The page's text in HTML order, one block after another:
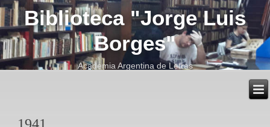
Biblioteca "Jorge Luis
Borges"
Academia Argentina de Letras